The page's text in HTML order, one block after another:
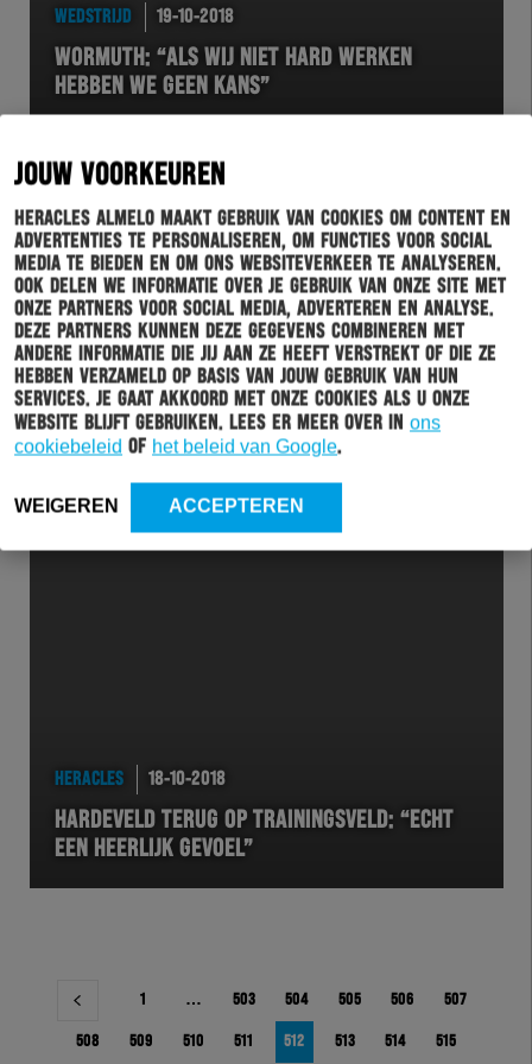
JOUW VOORKEUREN
Heracles Almelo maakt gebruik van cookies om content en
advertenties te personaliseren, om functies voor social
media te bieden en om ons websiteverkeer te analyseren.
Ook delen we informatie over je gebruik van onze site met
onze partners voor social media, adverteren en analyse.
Deze partners kunnen deze gegevens combineren met
andere informatie die jij aan ze heeft verstrekt of die ze
hebben verzameld op basis van jouw gebruik van hun
services. Je gaat akkoord met onze cookies als u onze
website blijft gebruiken. Lees er meer over in ons
cookiebeleid of het beleid van Google.
WEIGEREN ACCEPTEREN
WEDSTRIJD 19-10-2018
WORMUTH: “ALS WIJ NIET HARD WERKEN
HEBBEN WE GEEN KANS”
BUSINESSCLUB 19-10-2018
UNIEKE STADIONBELEVING EN ESPORTS BIJ
HERACLES 18-10-2018
HARDEVELD TERUG OP TRAININGSVELD: “ECHT
EEN HEERLIJK GEVOEL”
Berichtnavigatie
1 … 503 504 505 506 507
508 509 510 511 512 513 514 515